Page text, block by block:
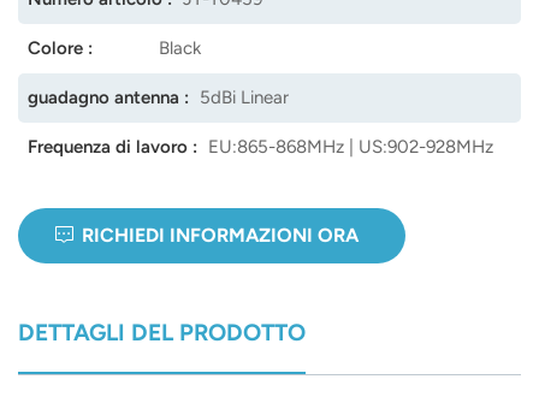
magyar
Colore : Black
guadagno antenna : 5dBi Linear
Frequenza di lavoro : EU:865-868MHz | US:902-928MHz
RICHIEDI INFORMAZIONI ORA
DETTAGLI DEL PRODOTTO